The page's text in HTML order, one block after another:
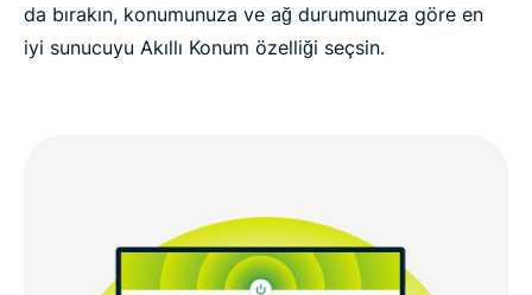
da bırakın, konumunuza ve ağ durumunuza göre en
iyi sunucuyu Akıllı Konum özelliği seçsin.